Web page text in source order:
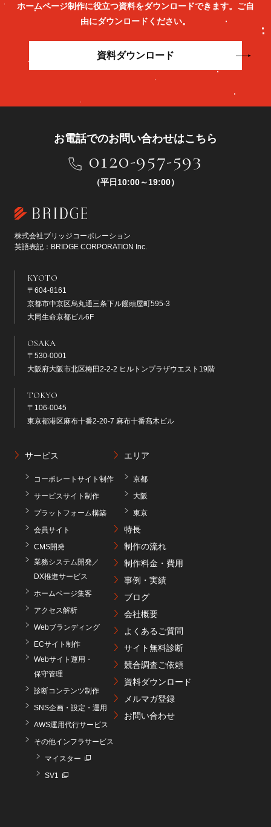
ホームページ制作に役立つ資料をダウンロードできます。 ご自
由にダウンロードください。
資料ダウンロード
お電話でのお問い合わせはこちら
0120-957-593
（平日10:00～19:00）
株式会社ブリッジコーポレーション
英語表記：BRIDGE CORPORATION Inc.
KYOTO
〒604-8161
京都市中京区烏丸通三条下ル饅頭屋町595-3
大同生命京都ビル6F
OSAKA
〒530-0001
大阪府大阪市北区梅田2-2-2 ヒルトンプラザウエスト19階
TOKYO
〒106-0045
東京都港区麻布十番2-20-7 麻布十番髙木ビル
サービス
コーポレートサイト制作
サービスサイト制作
プラットフォーム構築
会員サイト
CMS開発
業務システム開発／
DX推進サービス
ホームページ集客
アクセス解析
Webブランディング
ECサイト制作
Webサイト運用・
保守管理
診断コンテンツ制作
SNS企画・設定・運用
AWS運用代行サービス
その他インフラサービス
マイスター
SV1
エリア
京都
大阪
東京
特長
制作の流れ
制作料金・費用
事例・実績
ブログ
会社概要
よくあるご質問
サイト無料診断
競合調査ご依頼
資料ダウンロード
メルマガ登録
お問い合わせ